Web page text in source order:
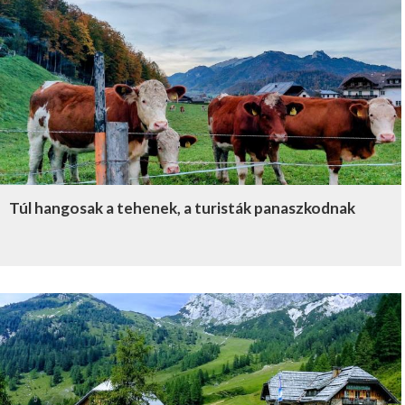
Túl hangosak a tehenek, a turisták panaszkodnak